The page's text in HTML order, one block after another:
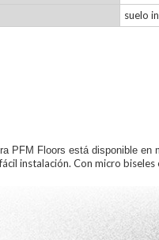
suelo
PFM Floors está disponible
instalación. Con micro biseles